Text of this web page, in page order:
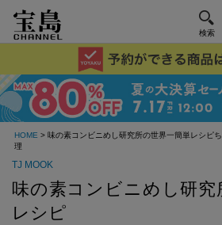
検索
HOME > 味の素コンビニめし研究所の世界一簡単レシピ
理
TJ MOOK
味の素コンビニめし研究
レシピ